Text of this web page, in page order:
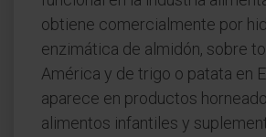
obtiene comercialmente por
enzimática de almidón, sobre
América y de trigo o patata en
aparece en productos
alimentos infantiles y